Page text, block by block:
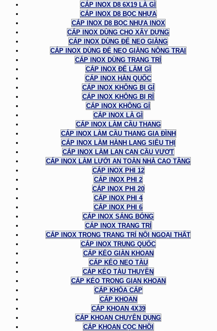
CÁP INOX D8 6X19 LÀ GÌ
CÁP INOX D8 BỌC NHỰA
CÁP INOX D8 BỌC NHỰA INOX
CÁP INOX DÙNG CHO XÂY DỰNG
CÁP INOX DÙNG ĐỂ NEO GIẰNG
CÁP INOX DÙNG ĐỂ NEO GIẰNG NÔNG TRẠI
CÁP INOX DÙNG TRANG TRÍ
CÁP INOX ĐỂ LÀM GÌ
CÁP INOX HÀN QUỐC
CÁP INOX KHÔNG BỊ GỈ
CÁP INOX KHÔNG BỊ RỈ
CÁP INOX KHÔNG GỈ
CÁP INOX LÀ GÌ
CÁP INOX LÀM CẦU THANG
CÁP INOX LÀM CẦU THANG GIA ĐÌNH
CÁP INOX LÀM HÀNH LANG SIÊU THỊ
CÁP INOX LÀM LAN CAN CẦU VƯỢT
CÁP INOX LÀM LƯỚI AN TOÀN NHÀ CAO TẦNG
CÁP INOX PHI 12
CÁP INOX PHI 2
CÁP INOX PHI 20
CÁP INOX PHI 4
CÁP INOX PHI 6
CÁP INOX SÁNG BÓNG
CÁP INOX TRANG TRÍ
CÁP INOX TRONG TRANG TRÍ NỘI NGOẠI THẤT
CÁP INOX TRUNG QUỐC
CÁP KÉO GIÀN KHOAN
CÁP KÉO NEO TÀU
CÁP KÉO TÀU THUYỀN
CÁP KÉO TRONG GIAN KHOAN
CÁP KHÓA CÁP
CÁP KHOAN
CÁP KHOAN 4X39
CÁP KHOAN CHUYÊN DỤNG
CÁP KHOAN CỌC NHỒI